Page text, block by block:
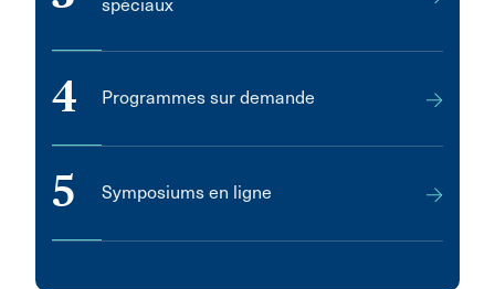
spéciaux
4 Programmes sur demande
5 Symposiums en ligne